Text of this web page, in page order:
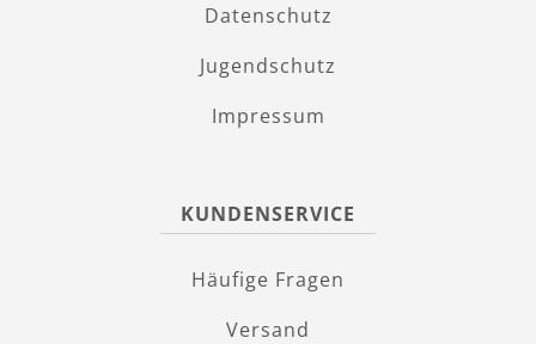
Datenschutz
Jugendschutz
Impressum
KUNDENSERVICE
Häufige Fragen
Versand